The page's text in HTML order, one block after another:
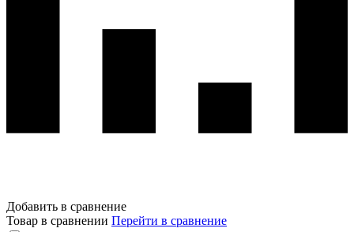
Добавить в сравнение
Товар в сравнении Перейти в сравнение